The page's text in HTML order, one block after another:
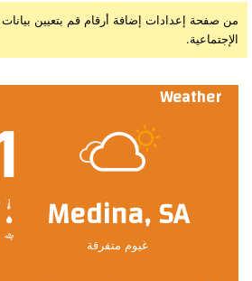
من صفحة إعدادات إضافة أرقام قم بتعيين
الإجتماعية.
Weather
Medina, SA
غيوم متفرقة